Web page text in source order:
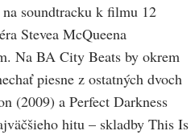
na soundtracku k filmu 12
Stevea McQueena
Na BA City Beats by okrem
piesne z ostatných dvoch
(2009) a Perfect Darkness
hitu – skladby This Is